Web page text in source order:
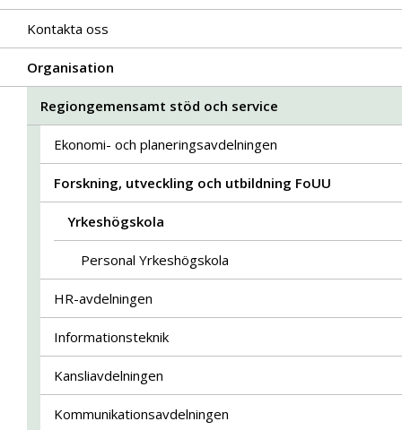
Kontakta oss
Organisation
Regiongemensamt stöd och service
Ekonomi- och planeringsavdelningen
Forskning, utveckling och utbildning FoUU
Yrkeshögskola
Personal Yrkeshögskola
HR-avdelningen
Informationsteknik
Kansliavdelningen
Kommunikationsavdelningen